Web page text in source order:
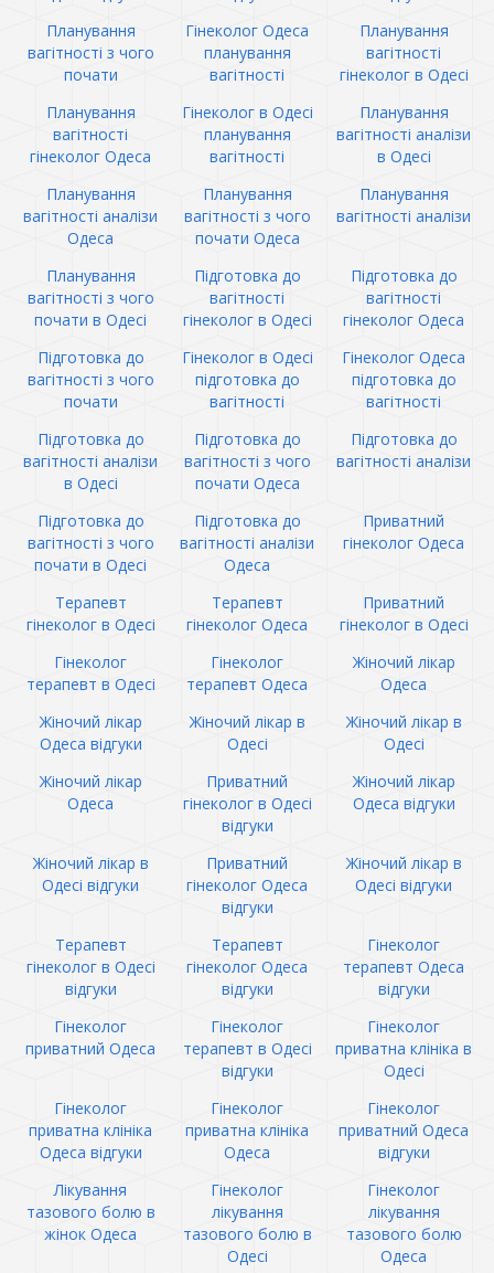
Планування
вагітності з чого
почати
Гінеколог Одеса
планування
вагітності
Планування
вагітності
гінеколог в Одесі
Планування
вагітності
гінеколог Одеса
Гінеколог в Одесі
планування
вагітності
Планування
вагітності аналізи
в Одесі
Планування
вагітності аналізи
Одеса
Планування
вагітності з чого
почати Одеса
Планування
вагітності аналізи
Планування
вагітності з чого
почати в Одесі
Підготовка до
вагітності
гінеколог в Одесі
Підготовка до
вагітності
гінеколог Одеса
Підготовка до
вагітності з чого
почати
Гінеколог в Одесі
підготовка до
вагітності
Гінеколог Одеса
підготовка до
вагітності
Підготовка до
вагітності аналізи
в Одесі
Підготовка до
вагітності з чого
почати Одеса
Підготовка до
вагітності аналізи
Підготовка до
вагітності з чого
почати в Одесі
Підготовка до
вагітності аналізи
Одеса
Приватний
гінеколог Одеса
Терапевт
гінеколог в Одесі
Терапевт
гінеколог Одеса
Приватний
гінеколог в Одесі
Гінеколог
терапевт в Одесі
Гінеколог
терапевт Одеса
Жіночий лікар
Одеса
Жіночий лікар
Одеса відгуки
Жіночий лікар в
Одесі
Жіночий лікар в
Одесі
Жіночий лікар
Одеса
Приватний
гінеколог в Одесі
відгуки
Жіночий лікар
Одеса відгуки
Жіночий лікар в
Одесі відгуки
Приватний
гінеколог Одеса
відгуки
Жіночий лікар в
Одесі відгуки
Терапевт
гінеколог в Одесі
відгуки
Терапевт
гінеколог Одеса
відгуки
Гінеколог
терапевт Одеса
відгуки
Гінеколог
приватний Одеса
Гінеколог
терапевт в Одесі
відгуки
Гінеколог
приватна клініка в
Одесі
Гінеколог
приватна клініка
Одеса відгуки
Гінеколог
приватна клініка
Одеса
Гінеколог
приватний Одеса
відгуки
Лікування
тазового болю в
жінок Одеса
Гінеколог
лікування
тазового болю в
Одесі
Гінеколог
лікування
тазового болю
Одеса